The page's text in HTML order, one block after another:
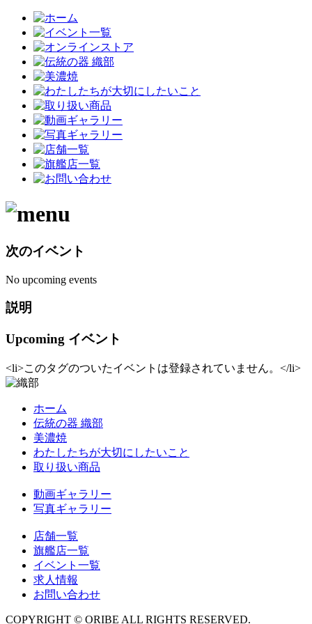
次のイベント
No upcoming events
説明
Upcoming イベント
<li>このタグのついたイベントは登録されていません。</li>
ホーム
伝統の器 織部
美濃焼
わたしたちが大切にしたいこと
取り扱い商品
動画ギャラリー
写真ギャラリー
店舗一覧
旗艦店一覧
イベント一覧
求人情報
お問い合わせ
COPYRIGHT © ORIBE ALL RIGHTS RESERVED.